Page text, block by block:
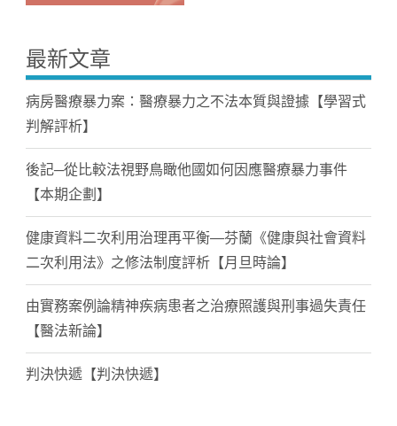
最新文章
病房醫療暴力案：醫療暴力之不法本質與證據【學習式
判解評析】
後記─從比較法視野鳥瞰他國如何因應醫療暴力事件
【本期企劃】
健康資料二次利用治理再平衡—芬蘭《健康與社會資料
二次利用法》之修法制度評析【月旦時論】
由實務案例論精神疾病患者之治療照護與刑事過失責任
【醫法新論】
判決快遞【判決快遞】